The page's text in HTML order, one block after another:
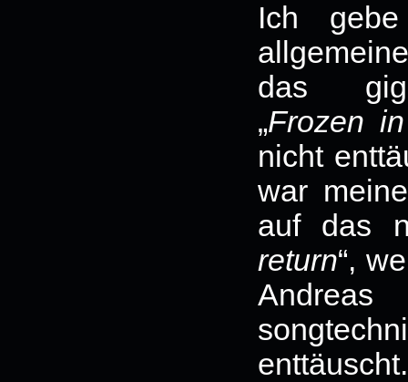
Ich
das
„Frozen
nicht
war
auf das
return“,
Andreas
enttäuscht.